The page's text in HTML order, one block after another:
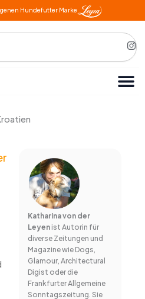
Hundefutter Marke
I
n
s
a
g
Katharina von der
Leyenist Autorin für
diverse Zeitungen und
Magazine wie Dogs,
Glamour, Architectural
Digist oder die
Frankfurter Allgemeine
Sonntagszeitung. Sie